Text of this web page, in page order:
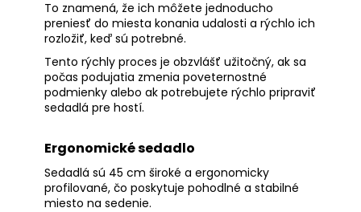
To znamená, že ich môžete jednoducho
preniesť do miesta konania udalosti a rýchlo ich
rozložiť, keď sú potrebné.
Tento rýchly proces je obzvlášť užitočný, ak sa
počas podujatia zmenia poveternostné
podmienky alebo ak potrebujete rýchlo pripraviť
sedadlá pre hostí.
Ergonomické sedadlo
Sedadlá sú 45 cm široké a ergonomicky
profilované, čo poskytuje pohodlné a stabilné
miesto na sedenie.